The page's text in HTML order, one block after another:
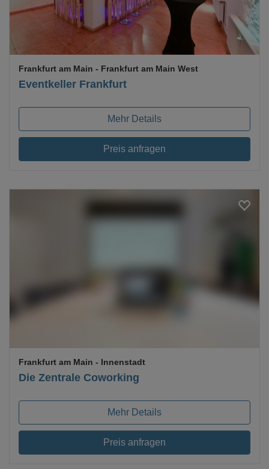
Eventkeller Frankfurt
Frankfurt am Main - Frankfurt am Main West
Mehr Details
Preis anfragen
Die Zentrale Coworking
Frankfurt am Main - Innenstadt
Mehr Details
Preis anfragen